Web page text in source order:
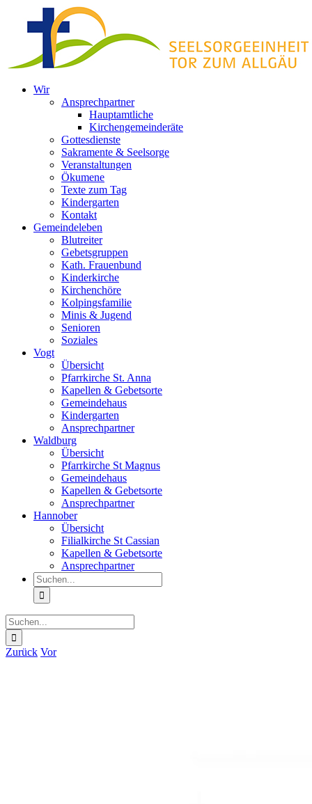
Inhalt
springen
Wir
Ansprechpartner
Hauptamtliche
Kirchengemeinderäte
Gottesdienste
Sakramente & Seelsorge
Veranstaltungen
Ökumene
Texte zum Tag
Kindergarten
Kontakt
Gemeindeleben
Blutreiter
Gebetsgruppen
Kath. Frauenbund
Kinderkirche
Kirchenchöre
Kolpingsfamilie
Minis & Jugend
Senioren
Soziales
Vogt
Übersicht
Pfarrkirche St. Anna
Kapellen & Gebetsorte
Gemeindehaus
Kindergarten
Ansprechpartner
Waldburg
Übersicht
Pfarrkirche St Magnus
Gemeindehaus
Kapellen & Gebetsorte
Ansprechpartner
Hannober
Übersicht
Filialkirche St Cassian
Kapellen & Gebetsorte
Ansprechpartner
Suche
nach:
Suche
nach:
Zurück Vor